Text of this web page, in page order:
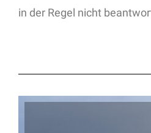
in der Regel nicht